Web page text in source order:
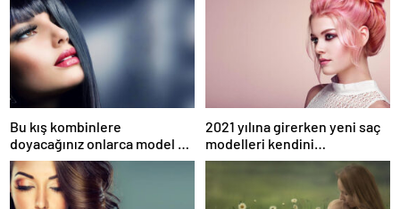
Bu kış kombinlere
doyacağınız onlarca model ve
onlarca detay.
2021 yılına girerken yeni saç
modelleri kendini
göstermeye başladı.